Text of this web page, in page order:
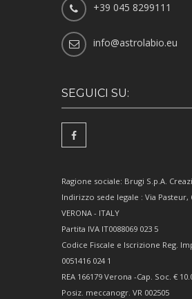
+39 045 8299111
info@astrolabio.eu
SEGUICI SU:
Ragione sociale: Brugi S.p.A.
Indirizzo sede legale : Via Pasteur,
VERONA - ITALY
Partita IVA IT0088069 023 5
Codice Fiscale e Iscrizione Reg.
0051416 024 1
REA 166179 Verona -Cap. Soc. €
Posiz. meccanogr. VR 002505